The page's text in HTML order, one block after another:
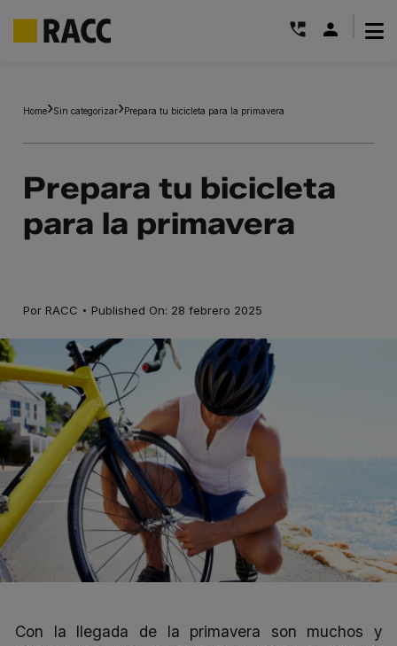
contenido
Home Sin categorizar Prepara tu bicicleta para la primavera
Prepara tu bicicleta
para la primavera
Por RACC · Published On: 28 febrero 2025
Con la llegada de la primavera son muchos y